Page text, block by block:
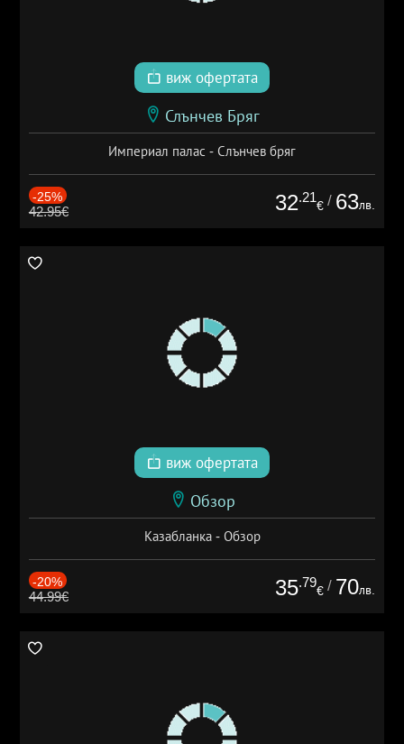
виж офертата
Слънчев Бряг
Империал палас - Слънчев бряг
-25%
42.95€ 32.21
€ / 63лв.
виж офертата
Обзор
Казабланка - Обзор
-20%
44.99€ 35.79
€ / 70лв.